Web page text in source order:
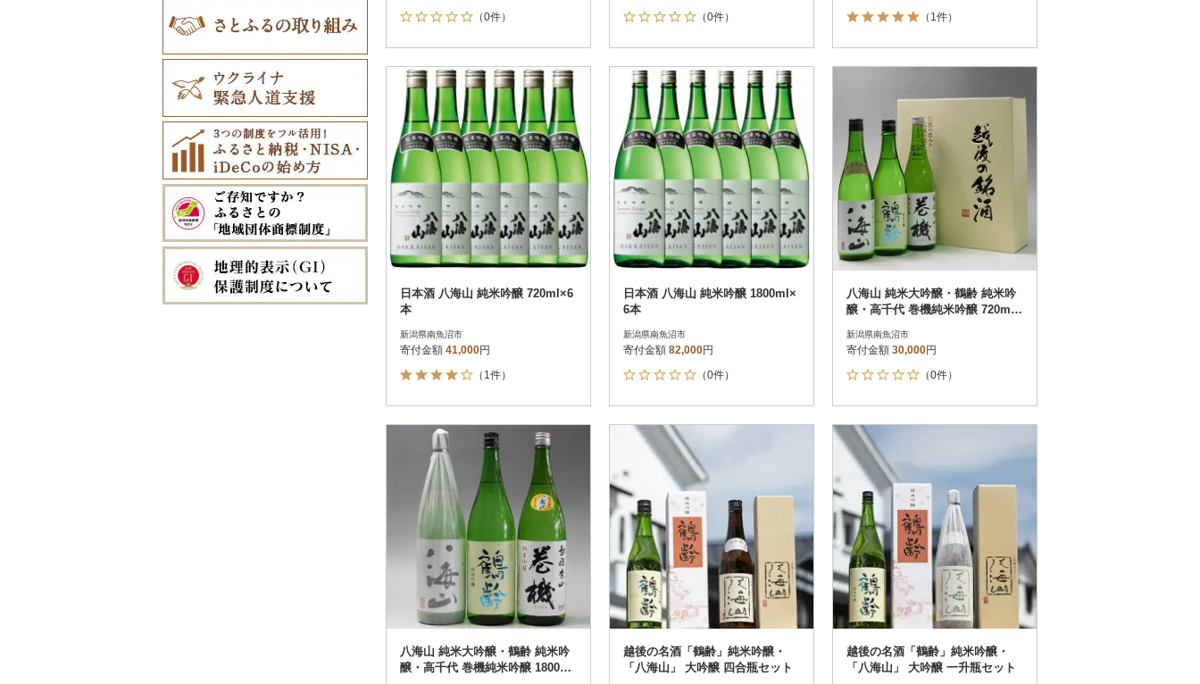
（0件）
（0件）
（1件）
日本酒 八海山 純米吟醸 720ml×6
本
新潟県南魚沼市
寄付金額 41,000円
（1件）
日本酒 八海山 純米吟醸 1800ml×
6本
新潟県南魚沼市
寄付金額 82,000円
（0件）
八海山 純米大吟醸・鶴齢 純米吟
醸・高千代 巻機純米吟醸 720ml×
新潟県南魚沼市
寄付金額 30,000円
（0件）
八海山 純米大吟醸・鶴齢 純米吟
醸・高千代 巻機純米吟醸 1800ml
越後の名酒「鶴齢」純米吟醸・
「八海山」 大吟醸 四合瓶セット
越後の名酒「鶴齢」純米吟醸・
「八海山」 大吟醸 一升瓶セット